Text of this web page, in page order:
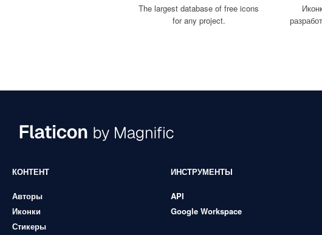
The largest database of free icons
for any project.
КОНТЕНТ
Авторы
Иконки
Стикеры
ИНСТРУМЕНТЫ
API
Google Workspace